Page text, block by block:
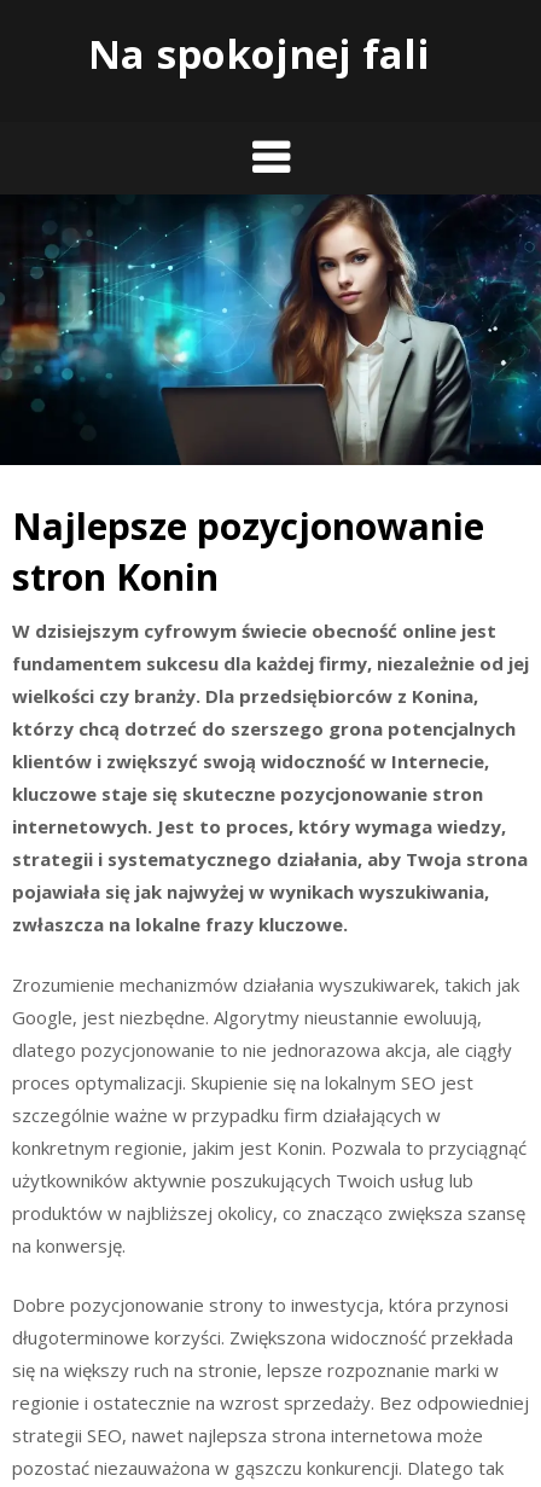
Na spokojnej fali
Najlepsze pozycjonowanie
stron Konin
W dzisiejszym cyfrowym świecie obecność online jest
fundamentem sukcesu dla każdej firmy, niezależnie od jej
wielkości czy branży. Dla przedsiębiorców z Konina,
którzy chcą dotrzeć do szerszego grona potencjalnych
klientów i zwiększyć swoją widoczność w Internecie,
kluczowe staje się skuteczne pozycjonowanie stron
internetowych. Jest to proces, który wymaga wiedzy,
strategii i systematycznego działania, aby Twoja strona
pojawiała się jak najwyżej w wynikach wyszukiwania,
zwłaszcza na lokalne frazy kluczowe.
Zrozumienie mechanizmów działania wyszukiwarek, takich jak
Google, jest niezbędne. Algorytmy nieustannie ewoluują,
dlatego pozycjonowanie to nie jednorazowa akcja, ale ciągły
proces optymalizacji. Skupienie się na lokalnym SEO jest
szczególnie ważne w przypadku firm działających w
konkretnym regionie, jakim jest Konin. Pozwala to przyciągnąć
użytkowników aktywnie poszukujących Twoich usług lub
produktów w najbliższej okolicy, co znacząco zwiększa szansę
na konwersję.
Dobre pozycjonowanie strony to inwestycja, która przynosi
długoterminowe korzyści. Zwiększona widoczność przekłada
się na większy ruch na stronie, lepsze rozpoznanie marki w
regionie i ostatecznie na wzrost sprzedaży. Bez odpowiedniej
strategii SEO, nawet najlepsza strona internetowa może
pozostać niezauważona w gąszczu konkurencji. Dlatego tak